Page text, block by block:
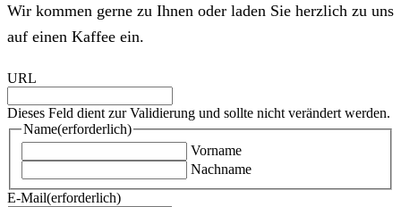
Wir kommen gerne zu Ihnen oder laden Sie herzlich zu uns
auf einen Kaffee ein.
URL
Dieses Feld dient zur Validierung und sollte nicht verändert werden.
Name(erforderlich)
Vorname
Nachname
E-Mail(erforderlich)